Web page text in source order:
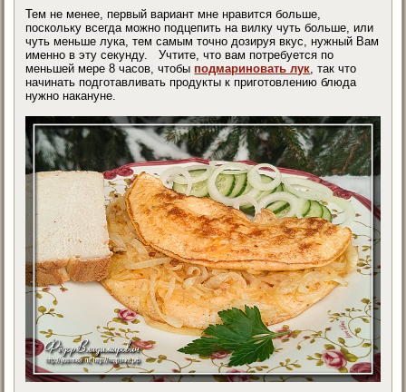
Тем не менее, первый вариант мне нравится больше,
поскольку всегда можно подцепить на вилку чуть больше, или
чуть меньше лука, тем самым точно дозируя вкус, нужный Вам
именно в эту секунду. Учтите, что вам потребуется по
меньшей мере 8 часов, чтобы подмариновать лук, так что
начинать подготавливать продукты к приготовлению блюда
нужно накануне.